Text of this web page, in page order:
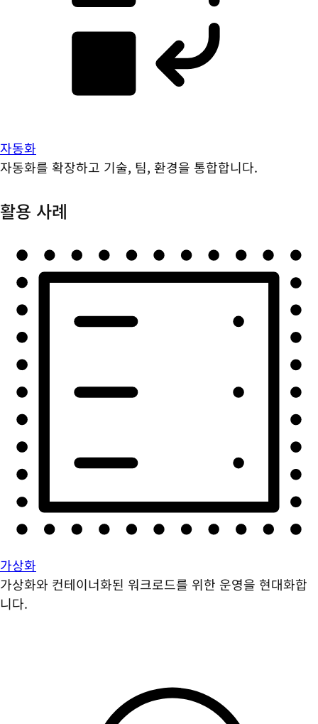
자동화
자동화를 확장하고 기술, 팀, 환경을 통합합니다.
활용 사례
가상화
가상화와 컨테이너화된 워크로드를 위한 운영을 현대화합
니다.